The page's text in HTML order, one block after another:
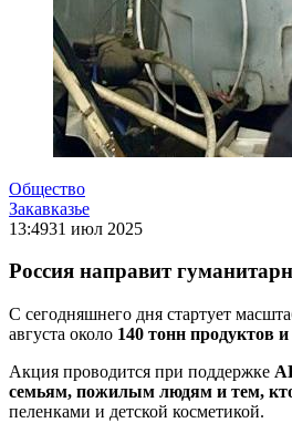
Общество
Закавказье
13:4931 июл 2025
Россия направит
С сегодняшнего дня стартует
августа около 140 тонн продуктов
Акция проводится при поддержке
семьям, пожилым людям и тем,
пеленками и детской косметикой.